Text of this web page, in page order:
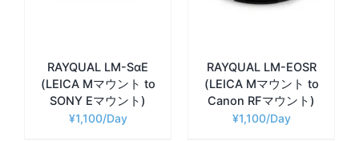
RAYQUAL LM-SαE
(LEICA Mマウント to
SONY Eマウント)
¥1,100
RAYQUAL LM-EOSR
(LEICA Mマウント to
Canon RFマウント)
¥1,100